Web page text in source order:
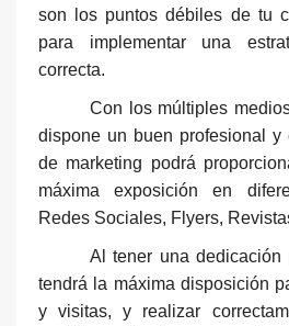
son los puntos débiles de tu
para implementar una
correcta.
Con los múltiples
dispone un buen profesional y
de marketing podrá
máxima exposición en
Redes Sociales, Flyers,
Al tener una
tendrá la máxima disposición
y visitas, y realizar